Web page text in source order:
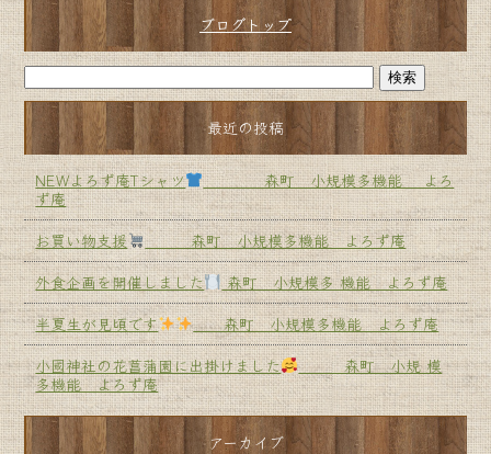
ブログトップ
最近の投稿
NEWよろず庵Tシャツ
森町 小規模多機能 よろ
ず庵
お買い物支援
森町 小規模多機能 よろず庵
外食企画を開催しました
森町 小規模多 機能 よろず庵
半夏生が見頃です
森町 小規模多機能 よろず庵
小國神社の花菖蒲園に出掛けました
森町 小規 模
多機能 よろず庵
アーカイブ